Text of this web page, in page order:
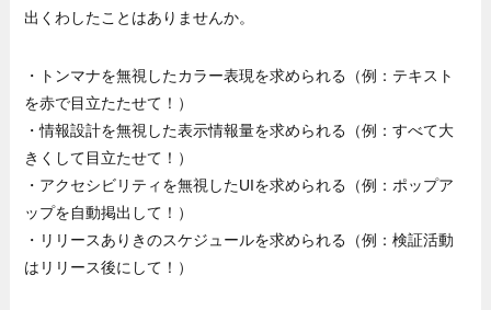
出くわしたことはありませんか。
・トンマナを無視したカラー表現を求められる（例：テキスト
を赤で目立たたせて！）
・情報設計を無視した表示情報量を求められる（例：すべて大
きくして目立たせて！）
・アクセシビリティを無視したUIを求められる（例：ポップア
ップを自動掲出して！）
・リリースありきのスケジュールを求められる（例：検証活動
はリリース後にして！）